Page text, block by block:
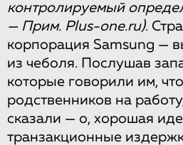
контролируемый
— Прим. Plus-one.ru).
корпорация Samsung —
из чеболя. Послушав
которые говорили им,
родственников на
сказали — о, хорошая
транзакционные